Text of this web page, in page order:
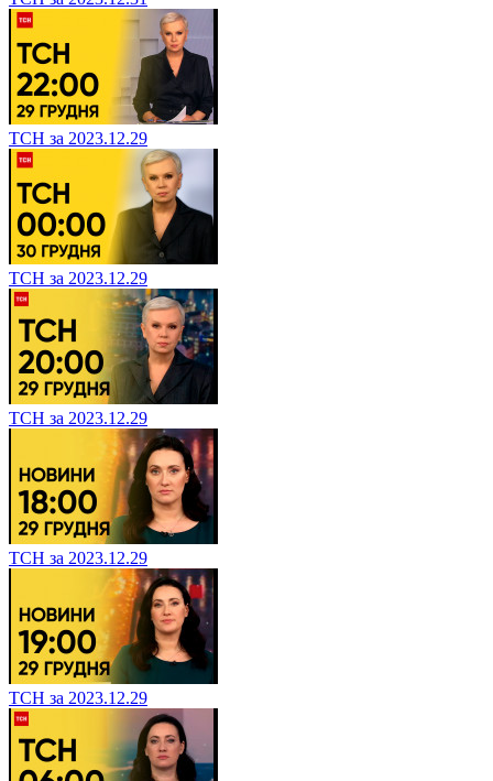
ТСН за 2023.12.29
ТСН за 2023.12.29
ТСН за 2023.12.29
ТСН за 2023.12.29
ТСН за 2023.12.29